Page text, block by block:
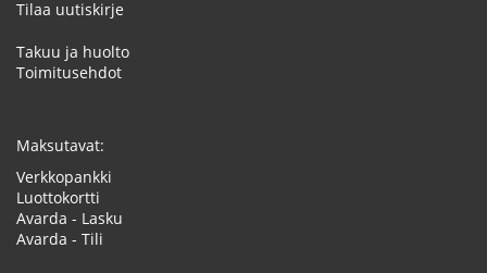
Tilaa uutiskirje
Takuu ja huolto
Toimitusehdot
Maksutavat:
Verkkopankki
Luottokortti
Avarda - Lasku
Avarda - Tili